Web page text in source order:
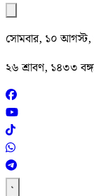
সোমবার, ১০
২৬ শ্রাবণ, ১৪৩৩